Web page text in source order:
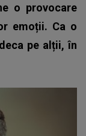
o provocare
emoții. Ca o
pe alții, în